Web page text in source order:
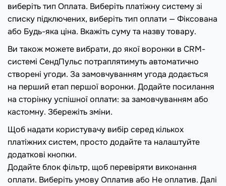
виберіть тип Оплата. Виберіть платіжну систему зі
списку підключених, виберіть тип оплати — Фіксована
або Будь-яка ціна. Вкажіть суму та назву товару.
Ви також можете вибрати, до якої воронки в CRM-
системі СендПульс потраплятимуть автоматично
створені угоди. За замовчуванням угода додається
на перший етап першої воронки. Додайте посилання
на сторінку успішної оплати: за замовчуванням або
кастомну. Збережіть зміни.
Щоб надати користувачу вибір серед кількох
платіжних систем, просто додайте та налаштуйте
додаткові кнопки.
Додайте блок фільтр, щоб перевіряти виконання
оплати. Виберіть умову Оплатив або Не оплатив. Далі